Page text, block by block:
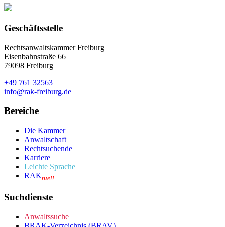
Geschäftsstelle
Rechtsanwaltskammer Freiburg
Eisenbahnstraße 66
79098 Freiburg
+49 761 32563
info@rak-freiburg.de
Bereiche
Die Kammer
Anwaltschaft
Rechtsuchende
Karriere
Leichte Sprache
RAKtuell
Suchdienste
Anwaltssuche